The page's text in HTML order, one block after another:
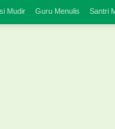
Mudir Guru Menulis Santri